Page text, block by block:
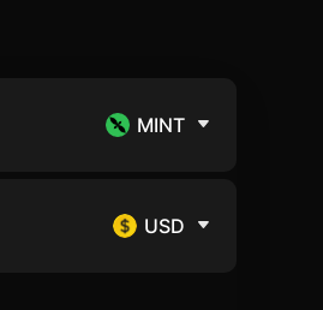
MINT
USD